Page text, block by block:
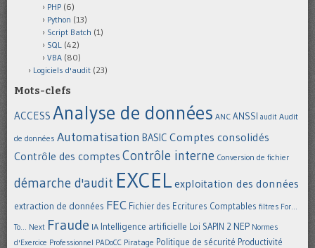
PHP (6)
Python (13)
Script Batch (1)
SQL (42)
VBA (80)
Logiciels d'audit (23)
Mots-clefs
ACCESS Analyse de données ANC ANSSI audit Audit
de données Automatisation BASIC Comptes consolidés
Contrôle des comptes Contrôle interne Conversion de fichier
démarche d'audit EXCEL exploitation des données
extraction de données FEC Fichier des Ecritures Comptables filtres For...
To... Next Fraude IA Intelligence artificielle Loi SAPIN 2 NEP Normes
d'Exercice Professionnel PADoCC Piratage Politique de sécurité Productivité